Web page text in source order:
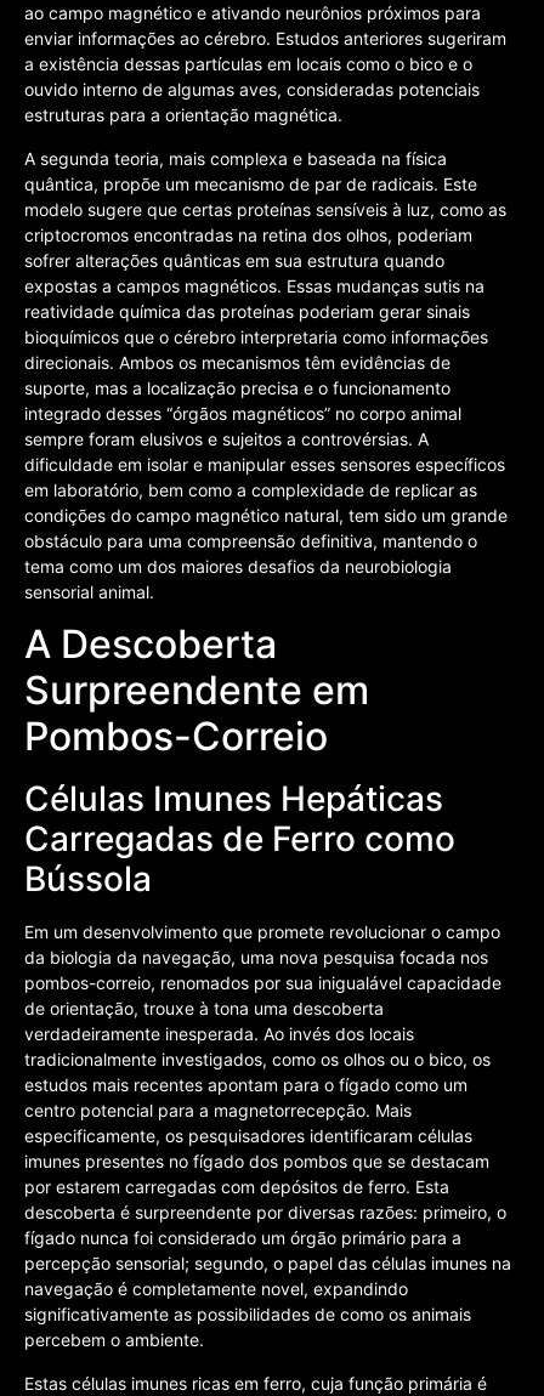
ao campo magnético e ativando neurônios próximos para
enviar informações ao cérebro. Estudos anteriores sugeriram
a existência dessas partículas em locais como o bico e o
ouvido interno de algumas aves, consideradas potenciais
estruturas para a orientação magnética.
A segunda teoria, mais complexa e baseada na física
quântica, propõe um mecanismo de par de radicais. Este
modelo sugere que certas proteínas sensíveis à luz, como as
criptocromos encontradas na retina dos olhos, poderiam
sofrer alterações quânticas em sua estrutura quando
expostas a campos magnéticos. Essas mudanças sutis na
reatividade química das proteínas poderiam gerar sinais
bioquímicos que o cérebro interpretaria como informações
direcionais. Ambos os mecanismos têm evidências de
suporte, mas a localização precisa e o funcionamento
integrado desses “órgãos magnéticos” no corpo animal
sempre foram elusivos e sujeitos a controvérsias. A
dificuldade em isolar e manipular esses sensores específicos
em laboratório, bem como a complexidade de replicar as
condições do campo magnético natural, tem sido um grande
obstáculo para uma compreensão definitiva, mantendo o
tema como um dos maiores desafios da neurobiologia
sensorial animal.
A Descoberta
Surpreendente em
Pombos-Correio
Células Imunes Hepáticas
Carregadas de Ferro como
Bússola
Em um desenvolvimento que promete revolucionar o campo
da biologia da navegação, uma nova pesquisa focada nos
pombos-correio, renomados por sua inigualável capacidade
de orientação, trouxe à tona uma descoberta
verdadeiramente inesperada. Ao invés dos locais
tradicionalmente investigados, como os olhos ou o bico, os
estudos mais recentes apontam para o fígado como um
centro potencial para a magnetorrecepção. Mais
especificamente, os pesquisadores identificaram células
imunes presentes no fígado dos pombos que se destacam
por estarem carregadas com depósitos de ferro. Esta
descoberta é surpreendente por diversas razões: primeiro, o
fígado nunca foi considerado um órgão primário para a
percepção sensorial; segundo, o papel das células imunes na
navegação é completamente novel, expandindo
significativamente as possibilidades de como os animais
percebem o ambiente.
Estas células imunes ricas em ferro, cuja função primária é